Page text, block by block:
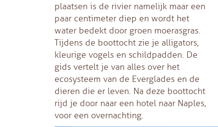
plaatsen is de rivier namelijk maar een
paar centimeter diep en wordt het
water bedekt door groen moerasgras.
Tijdens de boottocht zie je alligators,
kleurige vogels en schildpadden. De
gids vertelt je van alles over het
ecosysteem van de Everglades en de
dieren die er leven. Na deze boottocht
rijd je door naar een hotel naar Naples,
voor een overnachting.